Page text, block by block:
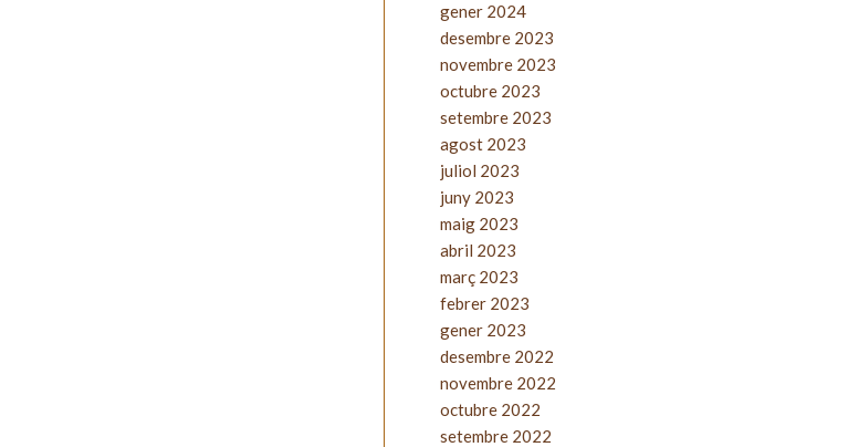
gener 2024
desembre 2023
novembre 2023
octubre 2023
setembre 2023
agost 2023
juliol 2023
juny 2023
maig 2023
abril 2023
març 2023
febrer 2023
gener 2023
desembre 2022
novembre 2022
octubre 2022
setembre 2022